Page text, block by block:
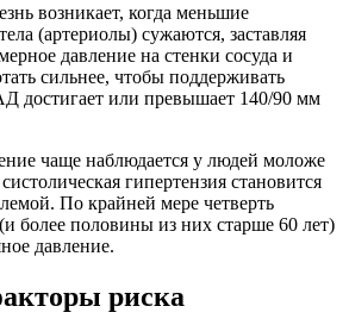
возникает, когда меньшие
(артериолы) сужаются, заставляя
давление на стенки сосуда и
сильнее, чтобы поддерживать
достигает или превышает 140/90 мм
чаще наблюдается у людей моложе
гипертензия становится
По крайней мере четверть
более половины из них старше 60 лет)
давление.
риска